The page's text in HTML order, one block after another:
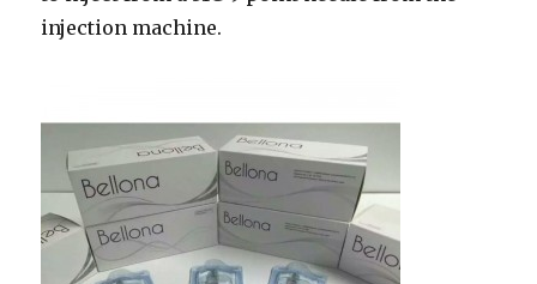
injection machine.